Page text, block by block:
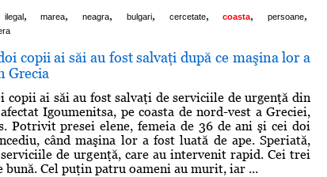
ilegal, marea, neagra, bulgari, cercetate, coasta, persoane,
copii ai săi au fost salvaţi după ce maşina lor a
Grecia
copii ai săi au fost salvaţi de serviciile de urgenţă din
Igoumenitsa, pe coasta de nord-vest a Greciei,
Potrivit presei elene, femeia de 36 de ani şi cei doi
când maşina lor a fost luată de ape. Speriată,
de urgenţă, care au intervenit rapid. Cei trei
bună. Cel puţin patru oameni au murit, iar ...